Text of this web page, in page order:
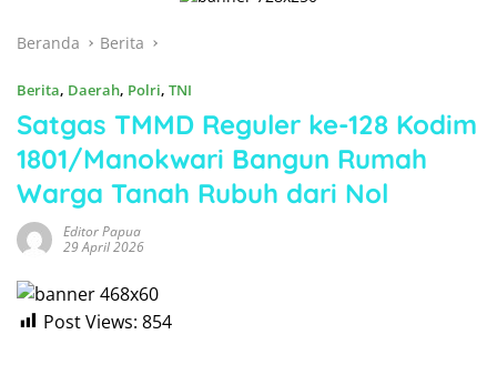
Beranda Berita
Berita, Daerah, Polri, TNI
Satgas TMMD Reguler ke-128 Kodim
1801/Manokwari Bangun Rumah
Warga Tanah Rubuh dari Nol
Editor Papua
29 April 2026
Post Views: 854